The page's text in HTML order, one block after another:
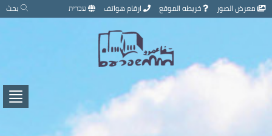
تخطي
إلى
معرض الصور خريطه الموقع ارقام هواتف עברית بحث
لفتح